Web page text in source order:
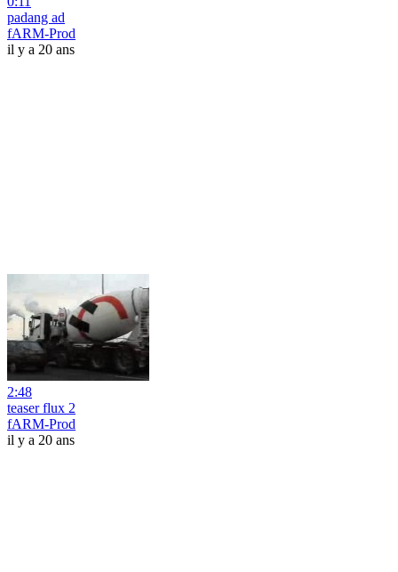
padang ad
fARM-Prod
il y a 20 ans
2:48
teaser flux 2
fARM-Prod
il y a 20 ans